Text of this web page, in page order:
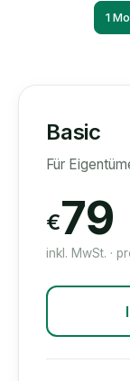
1
Basic
Für
€79
inkl. MwSt. ·